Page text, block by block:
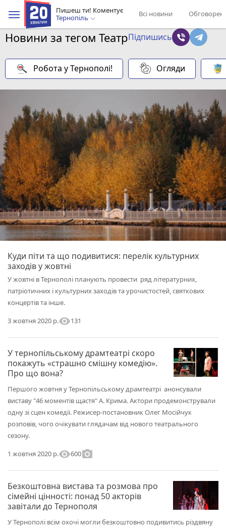
Пишеш ти! Коментує
Тернопіль
Всі новини
Новини за тегом ТеатрПідпишись
Робота у Тернополі! Огляди
Куди піти та що подивитися: перелік культурних
заходів у жовтні
У жовтні в Тернополі планують провести ряд літературних,
патріотичних і культурних заходів та урочистостей, святкових
концертів та інше.
3 жовтня 2020 р.visibility131
У тернопільському драмтеатрі скоро
покажуть «страшно смішну комедію».
Про що вона?
Першого жовтня у Тернопільському драмтеатрі анонсували
виставу "46 моментів щастя" А. Крима. Актори продемонстрували
одну зі сцен комедії. Режисер-постановник Олег Мосійчук
розповів, чого очікувати глядачам від нового театрального
сезону.
1 жовтня 2020 р.visibility600photo_camera
Безкоштовна вистава та розмова про
сімейні цінності: понад 50 акторів
завітали до Тернополя
У Тернополі всім охочі могли безкоштовно подивитись різдвяну